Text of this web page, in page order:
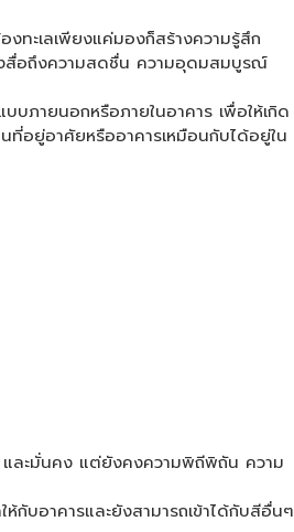
ทะเลเพียงแค่มองก็สร้างความรู้สึก
สื่อถึงความสดชื่น ความอุดมสมบูรณ์
ภายนอกหรือภายในอาคาร เพื่อให้เกิด
ที่อยู่อาศัยหรืออาคารเหมือนกับได้อยู่ใน
ะมั่นคง แต่ยังคงความพิถีพิถัน ความ
บอาคารและยังสามารถเข้าได้กับสีอื่นๆ